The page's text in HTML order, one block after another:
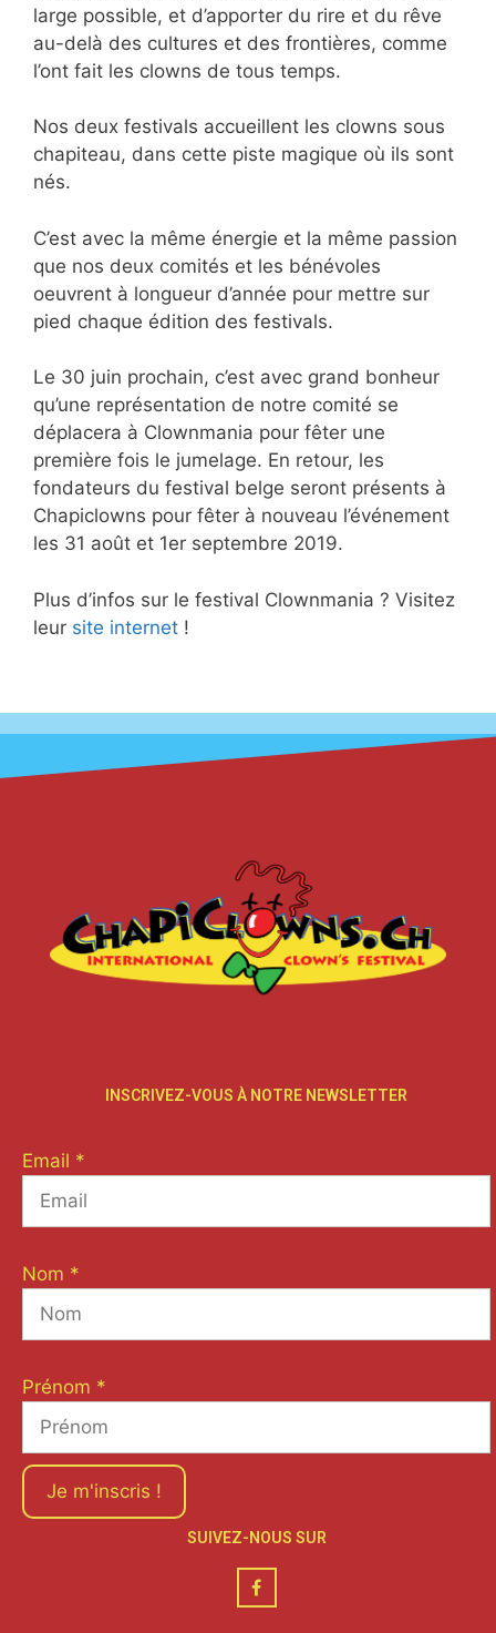
large possible, et d’apporter du rire et du rêve
au-delà des cultures et des frontières, comme
l’ont fait les clowns de tous temps.
Nos deux festivals accueillent les clowns sous
chapiteau, dans cette piste magique où ils sont
nés.
C’est avec la même énergie et la même passion
que nos deux comités et les bénévoles
oeuvrent à longueur d’année pour mettre sur
pied chaque édition des festivals.
Le 30 juin prochain, c’est avec grand bonheur
qu’une représentation de notre comité se
déplacera à Clownmania pour fêter une
première fois le jumelage. En retour, les
fondateurs du festival belge seront présents à
Chapiclowns pour fêter à nouveau l’événement
les 31 août et 1er septembre 2019.
Plus d’infos sur le festival Clownmania ? Visitez
leur site internet !
INSCRIVEZ-VOUS À NOTRE NEWSLETTER
Email *
Nom *
Prénom *
Je m'inscris !
SUIVEZ-NOUS SUR